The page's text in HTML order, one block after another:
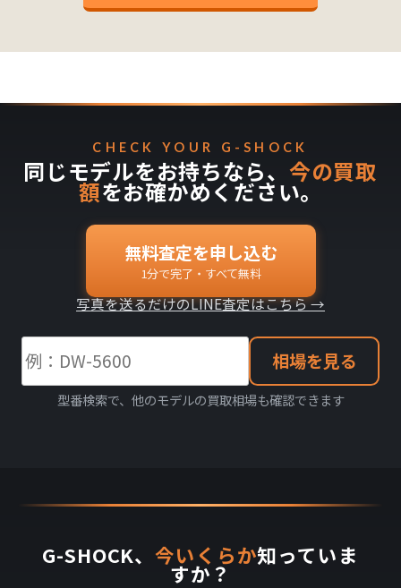
CHECK YOUR G-SHOCK
同じモデルをお持ちなら、 今の買取
額をお確かめください。
無料査定を申し込む
1分で完了・すべて無料
写真を送るだけのLINE査定はこちら →
相場を見る
型番検索で、他のモデルの買取相場も確認できます
G-SHOCK、今いくらか知っていま
すか？